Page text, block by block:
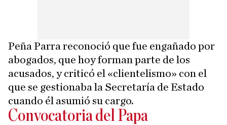
Peña Parra reconoció que fue engañado por
abogados, que hoy forman parte de los
acusados, y criticó el «clientelismo» con el
que se gestionaba la Secretaría de Estado
cuando él asumió su cargo.
Convocatoria del Papa